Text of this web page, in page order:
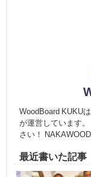
WoodBoard KUKU
が運営しています
さい！
最近書いた記事